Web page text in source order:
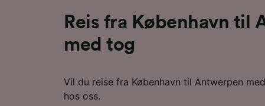
Reis fra København til
med tog
Vil du reise fra København til Antwerpen
hos oss.